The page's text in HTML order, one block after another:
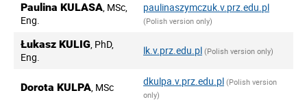
Paulina KULASA, MSc,
Eng.
paulinaszymczuk.v.prz.edu.pl
(Polish version only)
Łukasz KULIG, PhD,
Eng.
lk.v.prz.edu.pl (Polish version only)
Dorota KULPA, MSc dkulpa.v.prz.edu.pl (Polish version
only)